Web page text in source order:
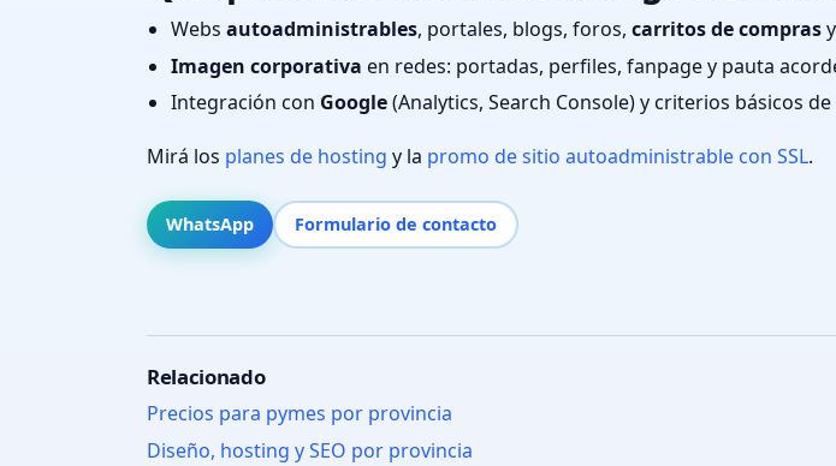
Webs autoadministrables, portales, blogs, foros, carritos de compras
Imagen corporativa en redes: portadas, perfiles, fanpage y pauta
Integración con Google(Analytics, Search Console) y criterios básicos de
Mirá los planes de hosting y la promo de sitio autoadministrable con SSL.
WhatsApp Formulario de contacto
Relacionado
Precios para pymes por provincia
Diseño, hosting y SEO por provincia